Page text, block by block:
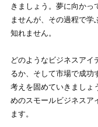
きましょう。夢に向かっ
ませんが、その過程で学
知れません。
どのようなビジネスアイ
るか、そして市場で成功
考えを固めていきましょ
めのスモールビジネスア
ます。